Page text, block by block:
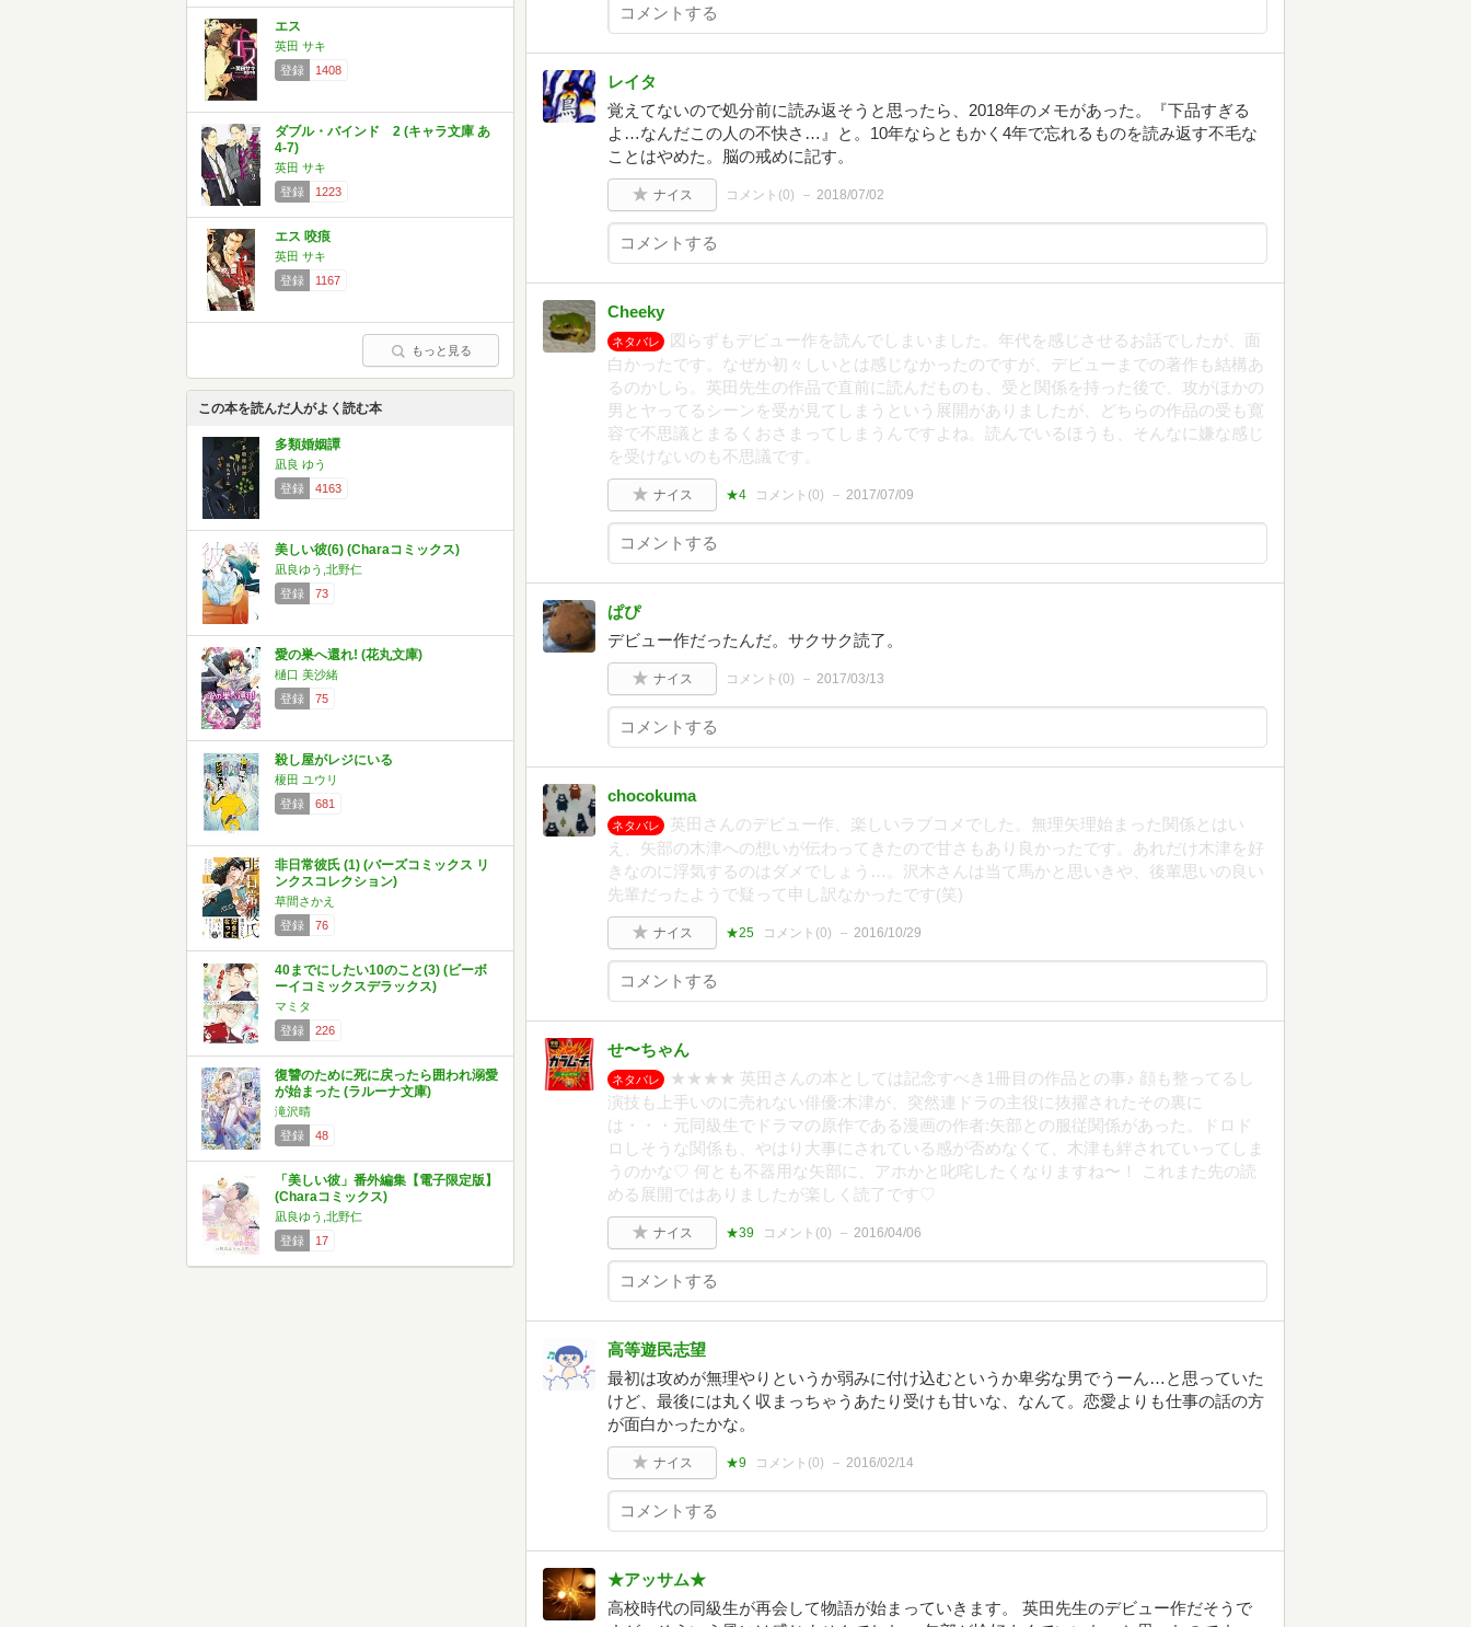
エス
英田 サキ
登録
1408
ダブル・バインド 2 (キャラ文庫 あ
4-7)
英田 サキ
登録
1223
エス 咬痕
英田 サキ
登録
1167
もっと見る
この本を読んだ人がよく読む本
多類婚姻譚
凪良 ゆう
登録
4163
美しい彼(6) (Charaコミックス)
凪良ゆう,北野仁
登録
73
愛の巣へ還れ! (花丸文庫)
樋口 美沙緒
登録
75
殺し屋がレジにいる
榎田 ユウリ
登録
681
非日常彼氏 (1) (バーズコミックス リ
ンクスコレクション)
草間さかえ
登録
76
40までにしたい10のこと(3) (ビーボ
ーイコミックスデラックス)
マミタ
登録
226
復讐のために死に戻ったら囲われ溺愛
が始まった (ラルーナ文庫)
滝沢晴
登録
48
「美しい彼」番外編集【電子限定版】
(Charaコミックス)
凪良ゆう,北野仁
登録
17
レイタ
覚えてないので処分前に読み返そうと思ったら、2018年のメモがあった。『下品すぎる
よ…なんだこの人の不快さ…』と。10年ならともかく4年で忘れるものを読み返す不毛な
ことはやめた。脳の戒めに記す。
ナイス コメント(0) 2018/07/02
Cheeky
ネタバレ
図らずもデビュー作を読んでしまいました。年代を感じさせるお話でしたが、面
白かったです。なぜか初々しいとは感じなかったのですが、デビューまでの著作も結構あ
るのかしら。英田先生の作品で直前に読んだものも、受と関係を持った後で、攻がほかの
男とヤってるシーンを受が見てしまうという展開がありましたが、どちらの作品の受も寛
容で不思議とまるくおさまってしまうんですよね。読んでいるほうも、そんなに嫌な感じ
を受けないのも不思議です。
ナイス ★4 コメント(0) 2017/07/09
ぱぴ
デビュー作だったんだ。サクサク読了。
ナイス コメント(0) 2017/03/13
chocokuma
ネタバレ
英田さんのデビュー作、楽しいラブコメでした。無理矢理始まった関係とはい
え、矢部の木津への想いが伝わってきたので甘さもあり良かったです。あれだけ木津を好
きなのに浮気するのはダメでしょう…。沢木さんは当て馬かと思いきや、後輩思いの良い
先輩だったようで疑って申し訳なかったです(笑)
ナイス ★25 コメント(0) 2016/10/29
せ〜ちゃん
ネタバレ
★★★★ 英田さんの本としては記念すべき1冊目の作品との事♪ 顔も整ってるし
演技も上手いのに売れない俳優:木津が、突然連ドラの主役に抜擢されたその裏に
は・・・元同級生でドラマの原作である漫画の作者:矢部との服従関係があった。ドロド
ロしそうな関係も、やはり大事にされている感が否めなくて、木津も絆されていってしま
うのかな♡ 何とも不器用な矢部に、アホかと叱咤したくなりますね〜！ これまた先の読
める展開ではありましたが楽しく読了です♡
ナイス ★39 コメント(0) 2016/04/06
高等遊民志望
最初は攻めが無理やりというか弱みに付け込むというか卑劣な男でうーん…と思っていた
けど、最後には丸く収まっちゃうあたり受けも甘いな、なんて。恋愛よりも仕事の話の方
が面白かったかな。
ナイス ★9 コメント(0) 2016/02/14
★アッサム★
高校時代の同級生が再会して物語が始まっていきます。 英田先生のデビュー作だそうで